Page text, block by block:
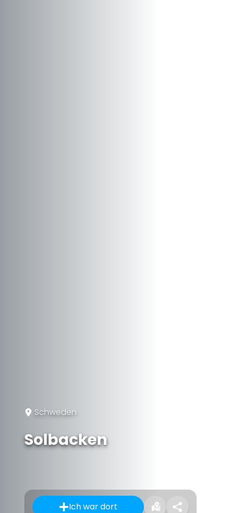
Schweden
Solbacken
Ich war dort